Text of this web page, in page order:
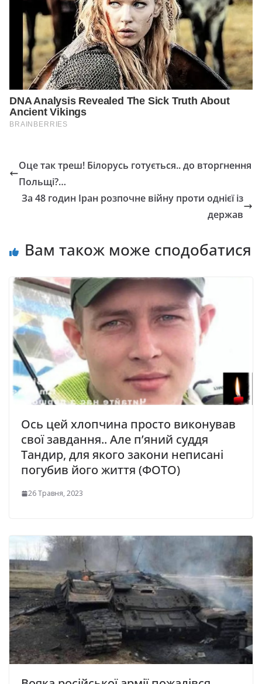
Оце так треш! Білорусь готується.. до вторгнення
Польщі?…
За 48 годин Іран розпочне війну проти однієї із
держав
Вам також може сподобатися
Ось цей хлопчина просто виконував
свої завдання.. Але п’яний суддя
Тандир, для якого закони неписані
погубив його життя (ФОТО)
26 Травня, 2023